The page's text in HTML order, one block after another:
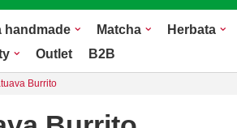
handmade Matcha Herbata
Outlet B2B
Burrito